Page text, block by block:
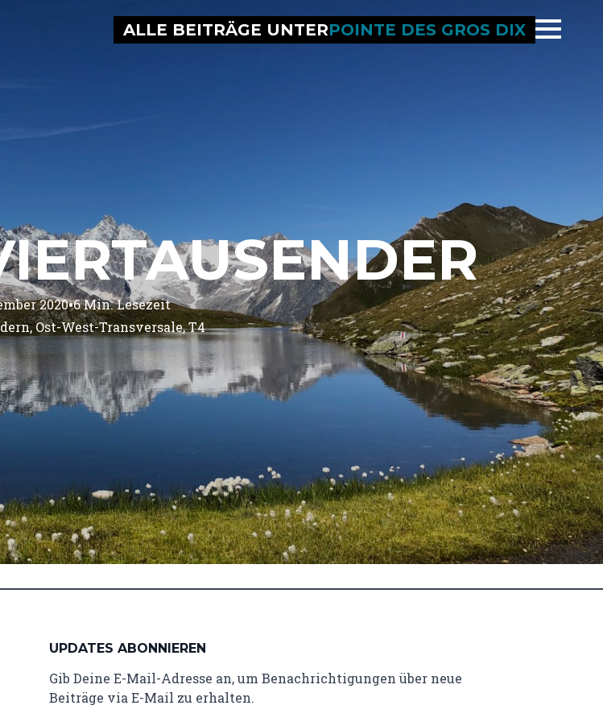
ALLE BEITRÄGE UNTERPOINTE DES GROS DIX
2020•6Min. Lesezeit
Ost-West-Transversale T4
UPDATES ABONNIEREN
Gib Deine E-Mail-Adresse an, um Benachrichtigungen über neue
Beiträge via E-Mail zu erhalten.